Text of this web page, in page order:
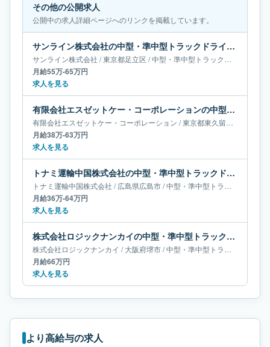
その他の公開求人
公開中の求人詳細ページへのリンクを掲載しています。
サンライン株式会社の中型・準中型トラックドライバー求人｜東京都足立区｜月給55万-65万円
サンライン株式会社 /東京都足立区 /中型・準中型トラックドライバー
月給55万-65万円
求人を見る
有限会社エスゼットケー・コーポレーションの中型・準中型トラックドライバー求人｜東京都東久留米市｜月給38万-63万円
有限会社エスゼットケー・コーポレーション /東京都東久留米市
月給38万-63万円
求人を見る
トナミ運輸中国株式会社の中型・準中型トラックドライバー求人｜広島県広島市｜月給36万-64万円
トナミ運輸中国株式会社 /広島県広島市/中型・準中型トラックドライバー
月給36万-64万円
求人を見る
株式会社ロジックナンカイの中型・準中型トラックドライバー求人｜大阪府堺市｜月給66万円
株式会社ロジックナンカイ /大阪府堺市/中型・準中型トラックドライバー
月給66万円
求人を見る
より高給与の求人